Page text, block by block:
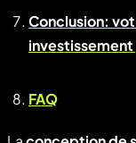
Conclusion:
FAQ